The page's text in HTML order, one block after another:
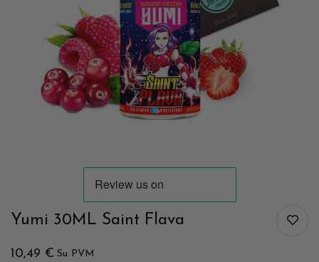
Yumi 30ML Saint Flava
10,49 € Su PVM